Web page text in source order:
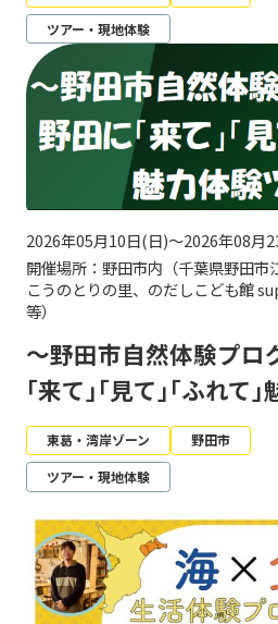
ツアー・現地体験
2026年05月10日(日)～2026年08月
開催場所：野田市内（千葉県野田市
こうのとりの里、のだしこども館
等）
～野田市自然体験プロ
｢来て｣｢見て｣｢ふれて｣
東葛・湾岸ゾーン
野田市
ツアー・現地体験